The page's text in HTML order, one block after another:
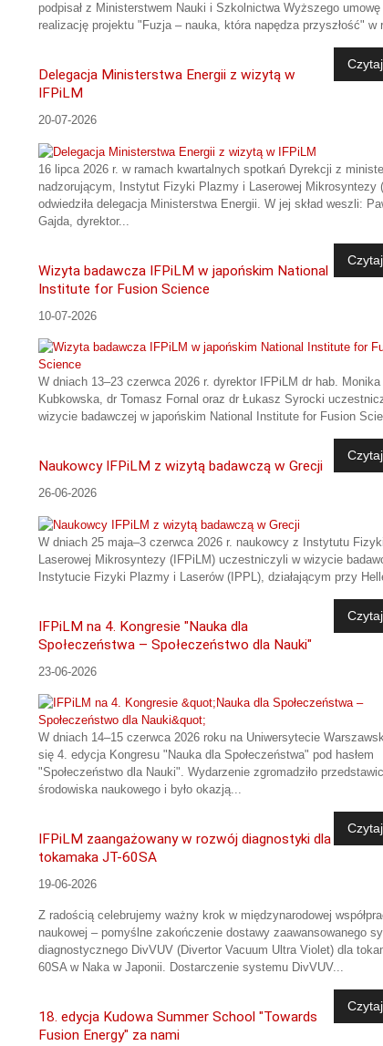
podpisał z Ministerstwem Nauki i Szkolnictwa Wyższego umowę
realizację projektu "Fuzja – nauka, która napędza przyszłość" w
Delegacja Ministerstwa Energii z wizytą w
IFPiLM
20-07-2026
16 lipca 2026 r. w ramach kwartalnych spotkań Dyrekcji z
nadzorującym, Instytut Fizyki Plazmy i Laserowej Mikrosyntezy
odwiedziła delegacja Ministerstwa Energii. W jej skład weszli:
Gajda, dyrektor...
Wizyta badawcza IFPiLM w japońskim National
Institute for Fusion Science
10-07-2026
W dniach 13–23 czerwca 2026 r. dyrektor IFPiLM dr hab. Monika
Kubkowska, dr Tomasz Fornal oraz dr Łukasz Syrocki
wizycie badawczej w japońskim National Institute for Fusion
Naukowcy IFPiLM z wizytą badawczą w Grecji
26-06-2026
W dniach 25 maja–3 czerwca 2026 r. naukowcy z Instytutu
Laserowej Mikrosyntezy (IFPiLM) uczestniczyli w wizycie
Instytucie Fizyki Plazmy i Laserów (IPPL), działającym przy
IFPiLM na 4. Kongresie "Nauka dla
Społeczeństwa – Społeczeństwo dla Nauki"
23-06-2026
W dniach 14–15 czerwca 2026 roku na Uniwersytecie
się 4. edycja Kongresu "Nauka dla Społeczeństwa" pod hasłem
"Społeczeństwo dla Nauki". Wydarzenie zgromadziło
środowiska naukowego i było okazją...
IFPiLM zaangażowany w rozwój diagnostyki dla
tokamaka JT-60SA
19-06-2026
Z radością celebrujemy ważny krok w międzynarodowej
naukowej – pomyślne zakończenie dostawy zaawansowanego
diagnostycznego DivVUV (Divertor Vacuum Ultra Violet) dla
60SA w Naka w Japonii. Dostarczenie systemu DivVUV...
18. edycja Kudowa Summer School "Towards
Fusion Energy" za nami